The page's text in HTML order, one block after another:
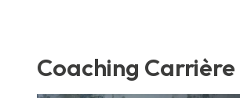
Coaching Carrière